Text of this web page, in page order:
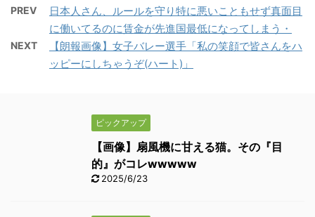
PREV
日本人さん、ルールを守り特に悪いこともせず真面目
に働いてるのに賃金が先進国最低になってしまう・
NEXT
【朗報画像】女子バレー選手「私の笑顔で皆さんをハ
ッピーにしちゃうぞ(ハート)」
ピックアップ
【画像】扇風機に甘える猫。その『目
的』がコレwwwww
2025/6/23